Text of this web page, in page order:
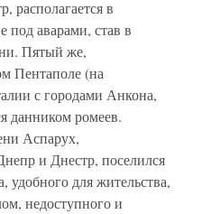
располагается в
аварами, став в
Пятый же,
Пентаполе (на
с городами Анкона,
данником ромеев.
Аспарух,
и Днестр, поселился
удобного для жительства,
недоступного и